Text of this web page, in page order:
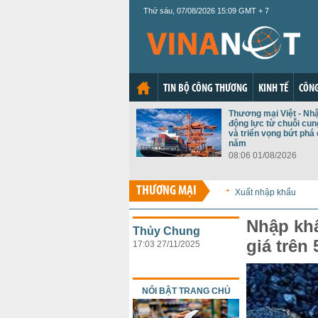
Thứ sáu, 07/08/2026 15:09 GMT + 7
TIN BỘ CÔNG THƯƠNG KINH TẾ
Thương mại Việt -
động lực từ chuỗi
và triển vọng bứt phá
năm
08:06 01/08/2026
THƯƠNG MẠI Xuất nhập khẩu
Nhập
giá trên
Thủy Chung
17:03 27/11/2025
NỔI BẬT TRANG CHỦ